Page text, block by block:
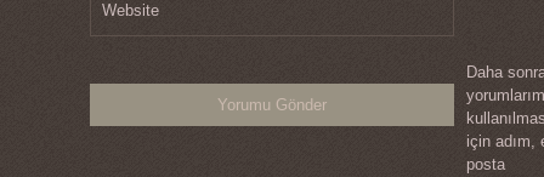
Website
Daha
için adım,
posta